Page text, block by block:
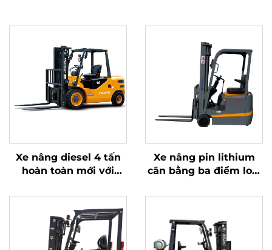
Xe nâng diesel 4 tấn
hoàn toàn mới với
Bản chất lượng cao
Xe nâng pin lithium
cân bằng ba điểm loại
Trung Quốc, giá cả